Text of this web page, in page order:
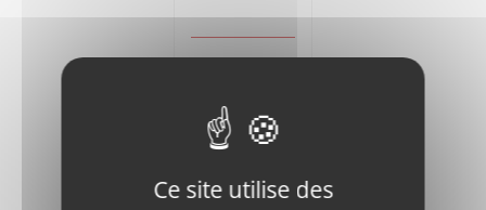
Ajouter
panier
Détails
Ce site utilise des